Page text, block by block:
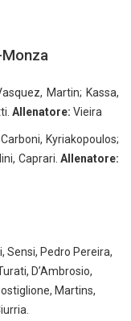
Martin; Kassa,
Allenatore: Vieira
Kyriakopoulos;
Caprari. Allenatore:
Sensi, Pedro Pereira,
D’Ambrosio,
Martins,